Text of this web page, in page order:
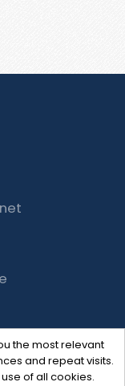
the most relevant
and repeat visits.
of all cookies.